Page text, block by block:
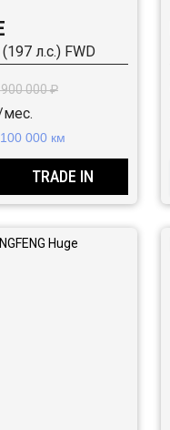
л.с.) FWD
000 ₽
000 км
TRADE IN